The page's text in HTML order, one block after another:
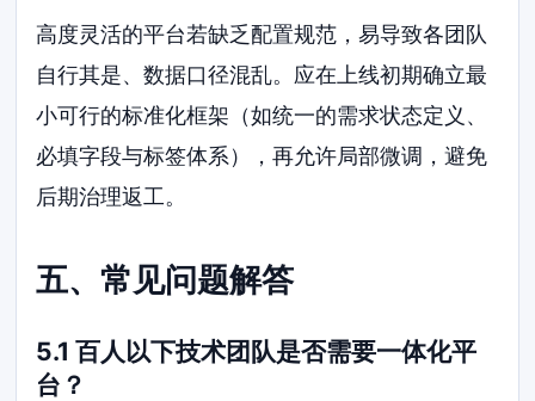
高度灵活的平台若缺乏配置规范，易导致各团队
自行其是、数据口径混乱。应在上线初期确立最
小可行的标准化框架（如统一的需求状态定义、
必填字段与标签体系），再允许局部微调，避免
后期治理返工。
五、常见问题解答
5.1 百人以下技术团队是否需要一体化平
台？